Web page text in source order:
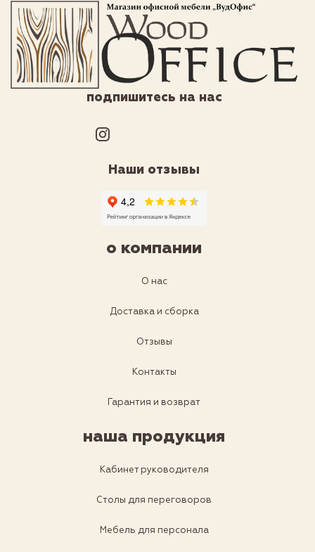
подпишитесь на нас
Наши отзывы
о компании
О нас
Доставка и сборка
Отзывы
Контакты
Гарантия и возврат
наша продукция
Кабинет руководителя
Столы для переговоров
Мебель для персонала